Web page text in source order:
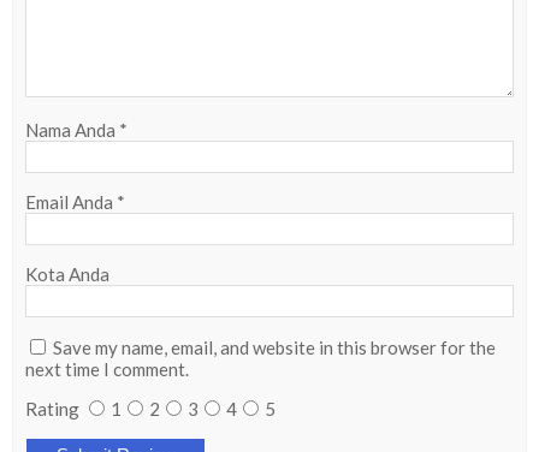
Nama Anda *
Email Anda *
Kota Anda
Save my name, email, and website in this browser for the
next time I comment.
Rating
1 2 3 4 5